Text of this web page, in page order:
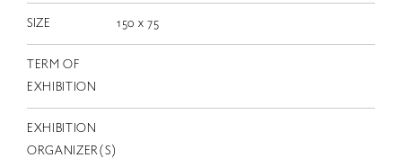
SIZE 150 x 75
TERM OF
EXHIBITION
EXHIBITION
ORGANIZER(S)